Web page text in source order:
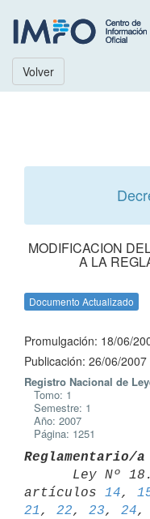
Volver
MODIFICACION
A LA
Documento Actualizado
Promulgación: 18/06/
Publicación: 26/06/2007
Registro Nacional de
Tomo: 1
Semestre: 1
Año: 2007
Página: 1251
Reglamentario/a
artículos 14,
21 , 22, 23, 24,